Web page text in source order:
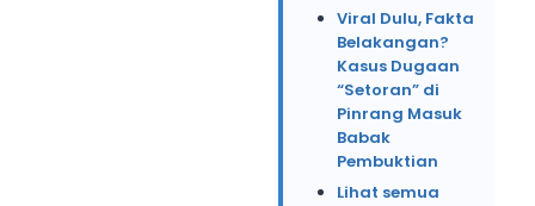
Viral Dulu, Fakta
Belakangan?
Kasus Dugaan
“Setoran” di
Pinrang Masuk
Babak
Pembuktian
Lihat semua